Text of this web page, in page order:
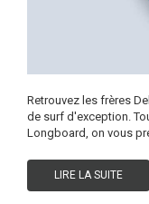
Retrouvez les frères
de surf d'exception.
Longboard, on vous
LIRE LA SUITE